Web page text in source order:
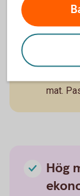
Barnet
mat.
Hög